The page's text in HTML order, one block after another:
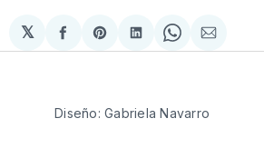
𝕏
Compartir
en
Share
on
Compartir
en
Share
on
via
Diseño: Gabriela Navarro